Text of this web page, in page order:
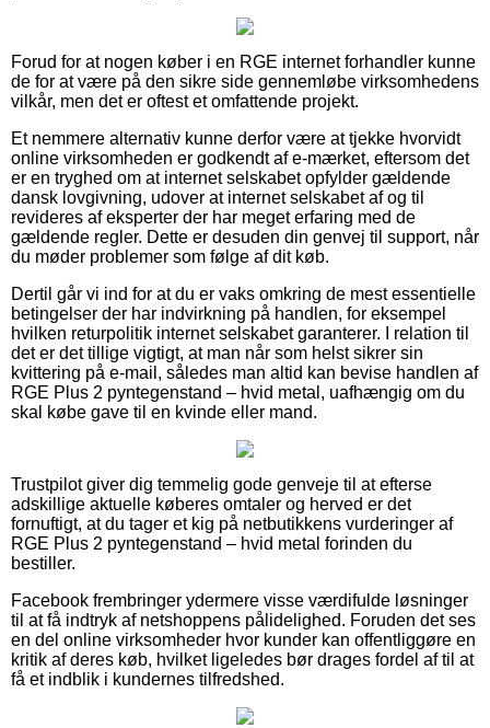
Forud for at nogen køber i en RGE internet forhandler kunne
de for at være på den sikre side gennemløbe virksomhedens
vilkår, men det er oftest et omfattende projekt.
Et nemmere alternativ kunne derfor være at tjekke hvorvidt
online virksomheden er godkendt af e-mærket, eftersom det
er en tryghed om at internet selskabet opfylder gældende
dansk lovgivning, udover at internet selskabet af og til
revideres af eksperter der har meget erfaring med de
gældende regler. Dette er desuden din genvej til support, når
du møder problemer som følge af dit køb.
Dertil går vi ind for at du er vaks omkring de mest essentielle
betingelser der har indvirkning på handlen, for eksempel
hvilken returpolitik internet selskabet garanterer. I relation til
det er det tillige vigtigt, at man når som helst sikrer sin
kvittering på e-mail, således man altid kan bevise handlen af
RGE Plus 2 pyntegenstand – hvid metal, uafhængig om du
skal købe gave til en kvinde eller mand.
Trustpilot giver dig temmelig gode genveje til at efterse
adskillige aktuelle køberes omtaler og herved er det
fornuftigt, at du tager et kig på netbutikkens vurderinger af
RGE Plus 2 pyntegenstand – hvid metal forinden du
bestiller.
Facebook frembringer ydermere visse værdifulde løsninger
til at få indtryk af netshoppens pålidelighed. Foruden det ses
en del online virksomheder hvor kunder kan offentliggøre en
kritik af deres køb, hvilket ligeledes bør drages fordel af til at
få et indblik i kundernes tilfredshed.